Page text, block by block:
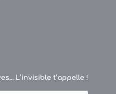
L’invisible t’appelle !